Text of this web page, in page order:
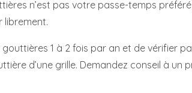
n’est pas votre passe-temps
librement.
1 à 2 fois par an et de vérifier
d’une grille. Demandez conseil à un